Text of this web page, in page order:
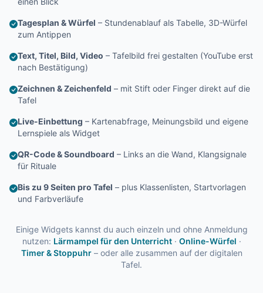
Tagesplan & Würfel – Stundenablauf als Tabelle, 3D-Würfel
zum Antippen
Text, Titel, Bild, Video – Tafelbild frei gestalten (YouTube erst
nach Bestätigung)
Zeichnen & Zeichenfeld – mit Stift oder Finger direkt auf die
Tafel
Live-Einbettung – Kartenabfrage, Meinungsbild und eigene
Lernspiele als Widget
QR-Code & Soundboard – Links an die Wand, Klangsignale
für Rituale
Bis zu 9 Seiten pro Tafel – plus Klassenlisten, Startvorlagen
und Farbverläufe
Einige Widgets kannst du auch einzeln und ohne Anmeldung
nutzen: Lärmampel für den Unterricht· Online-Würfel ·
Timer & Stoppuhr– oder alle zusammen auf der digitalen
Tafel.